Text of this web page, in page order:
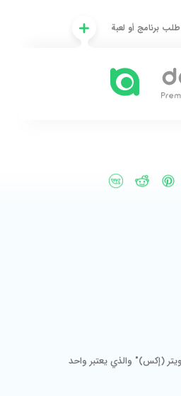
طلب برنامج أو لعبة
(إكس)" والذي يعتبر واحد